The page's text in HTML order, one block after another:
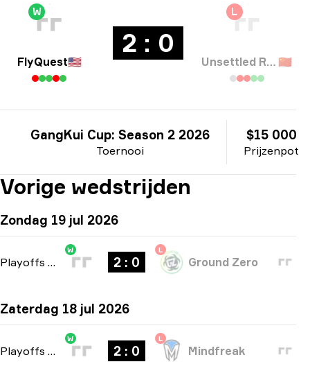
W
FlyQuest🇺🇸
2 : 0
L
Unsettled Resentment 🇨🇳
Toernooi
GangKui Cup: Season 2 2026
Prijzenpot
$15 000
Vorige wedstrijden
Zondag 19 jul 2026
Playoffs bo3
W
2 : 0
L
Ground Zero
Zaterdag 18 jul 2026
Playoffs bo3
W
2 : 0
L
Mindfreak